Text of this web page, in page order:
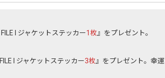
I ジャケットステッカー1枚 』をプレゼント。
I ジャケットステッカー3枚 』をプレゼント。幸